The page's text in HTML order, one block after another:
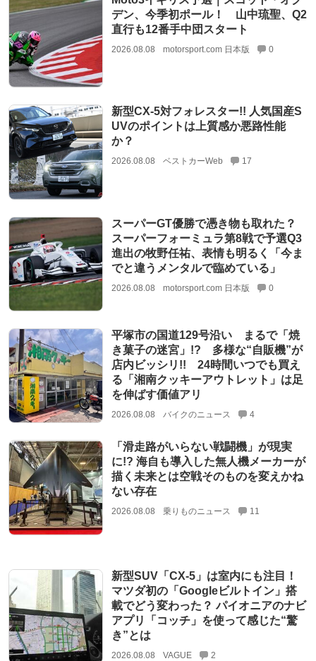
デン、今季初ポール！ 山中琉聖、Q2
直行も12番手中団スタート
2026.08.08 motorsport.com 日本版 0
新型CX-5対フォレスター!! 人気国産S
UVのポイントは上質感か悪路性能
か？
2026.08.08 ベストカーWeb 17
スーパーGT優勝で憑き物も取れた？
スーパーフォーミュラ第8戦で予選Q3
進出の牧野任祐、表情も明るく「今ま
でと違うメンタルで臨めている」
2026.08.08 motorsport.com 日本版 0
平塚市の国道129号沿い まるで「焼
き菓子の迷宮」!? 多様な“自販機”が
店内ビッシリ!! 24時間いつでも買え
る「湘南クッキーアウトレット」は足
を伸ばす価値アリ
2026.08.08 バイクのニュース 4
「滑走路がいらない戦闘機」が現実
に!? 海自も導入した無人機メーカーが
描く未来とは空戦そのものを変えかね
ない存在
2026.08.08 乗りものニュース 11
新型SUV「CX-5」は室内にも注目！
マツダ初の「Googleビルトイン」搭
載でどう変わった？ パイオニアのナビ
アプリ「コッチ」を使って感じた“驚
き”とは
2026.08.08 VAGUE 2